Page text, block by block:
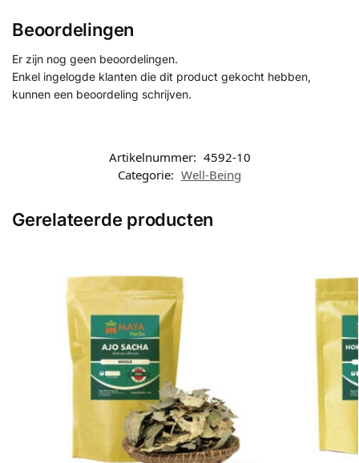
Beoordelingen
Er zijn nog geen beoordelingen.
Enkel ingelogde klanten die dit product gekocht hebben,
kunnen een beoordeling schrijven.
Artikelnummer: 4592-10
Categorie: Well-Being
Gerelateerde producten